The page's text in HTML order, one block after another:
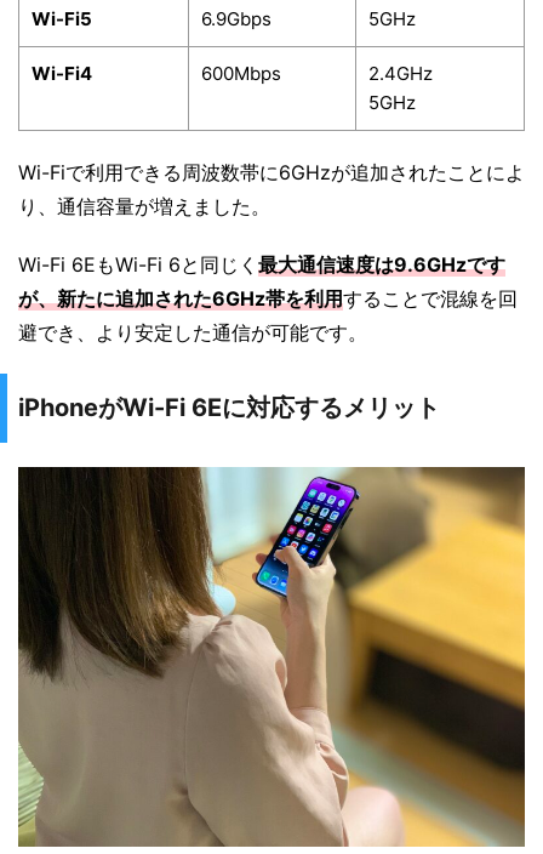
Wi-Fi5 6.9Gbps 5GHz
Wi-Fi4 600Mbps
2.4GHz
5GHz
Wi-Fiで利用できる周波数帯に6GHzが追加されたことによ
り、通信容量が増えました。
Wi-Fi 6EもWi-Fi 6と同じく 最大通信速度は9.6GHzです
が、新たに追加された6GHz帯を利用することで混線を回
避でき、より安定した通信が可能です。
iPhoneがWi-Fi 6Eに対応するメリット